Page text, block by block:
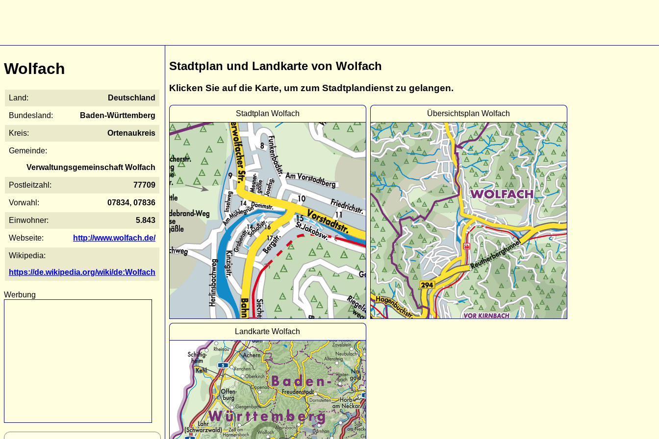
Wolfach
Land: Deutschland
Bundesland: Baden-Württemberg
Kreis: Ortenaukreis
Gemeinde:
Verwaltungsgemeinschaft Wolfach
Postleitzahl: 77709
Vorwahl: 07834, 07836
Einwohner: 5.843
Webseite: http://www.wolfach.de/
Wikipedia:
https://de.wikipedia.org/wiki/de:Wolfach
Werbung
Stadtplan und Landkarte von Wolfach
Klicken Sie auf die Karte, um zum Stadtplandienst zu gelangen.
Stadtplan Wolfach Übersichtsplan Wolfach
Landkarte Wolfach